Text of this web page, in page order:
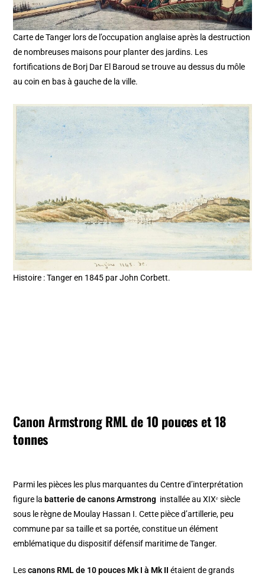
Carte de Tanger lors de l’occupation anglaise après la destruction
de nombreuses maisons pour planter des jardins. Les
fortifications de Borj Dar El Baroud se trouve au dessus du môle
au coin en bas à gauche de la ville.
Histoire : Tanger en 1845 par John Corbett.
Canon ArmstrongRML de 10 pouces et 18
tonnes
Parmi les pièces les plus marquantes du Centre d’interprétation
figure la batterie de canons Armstrong installée au XIXᵉ siècle
sous le règne de Moulay Hassan I. Cette pièce d’artillerie, peu
commune par sa taille et sa portée, constitue un élément
emblématique du dispositif défensif maritime de Tanger.
Lescanons RML de 10 pouces Mk I à Mk II étaient de grands